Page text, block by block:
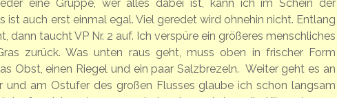
eine Gruppe, wer alles dabei ist, kann ich im Schein der
ist auch erst einmal egal. Viel geredet wird ohnehin nicht. Entlang
dann taucht VP Nr. 2 auf. Ich verspüre ein größeres menschliches
zurück. Was unten raus geht, muss oben in frischer Form
Obst, einen Riegel und ein paar Salzbrezeln. Weiter geht es an
und am Ostufer des großen Flusses glaube ich schon langsam